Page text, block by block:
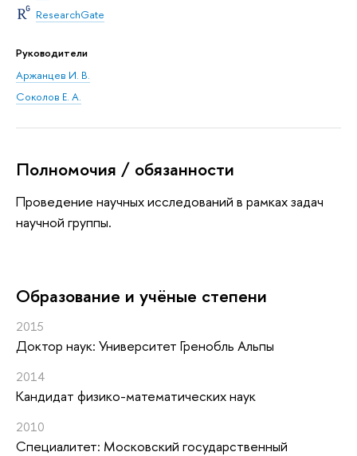
ResearchGate
Руководители
Аржанцев И. В.
Соколов Е. А.
Полномочия / обязанности
Проведение научных исследований в рамках задач
научной группы.
Oбразование и учёные степени
2015
Доктор наук: Университет Гренобль Альпы
2014
Кандидат физико-математических наук
2010
Специалитет: Московский государственный